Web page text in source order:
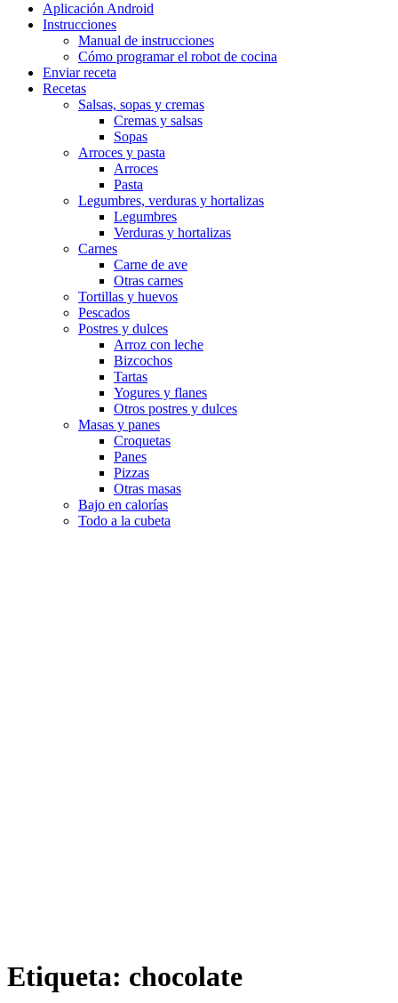
Aplicación Android
Instrucciones
Manual de instrucciones
Cómo programar el robot de cocina
Enviar receta
Recetas
Salsas, sopas y cremas
Cremas y salsas
Sopas
Arroces y pasta
Arroces
Pasta
Legumbres, verduras y hortalizas
Legumbres
Verduras y hortalizas
Carnes
Carne de ave
Otras carnes
Tortillas y huevos
Pescados
Postres y dulces
Arroz con leche
Bizcochos
Tartas
Yogures y flanes
Otros postres y dulces
Masas y panes
Croquetas
Panes
Pizzas
Otras masas
Bajo en calorías
Todo a la cubeta
Etiqueta: chocolate